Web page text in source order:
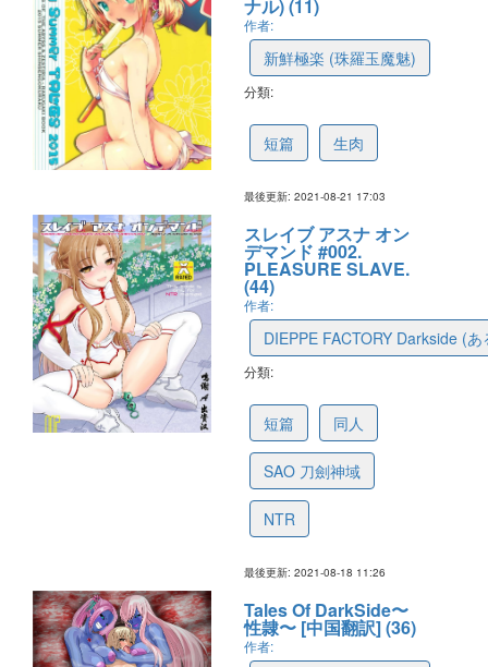
ナル) (11)
作者:
新鮮極楽 (珠羅玉魔魅)
分類:
短篇 生肉
最後更新: 2021-08-21 17:03
スレイブ アスナ オン
デマンド #002.
PLEASURE SLAVE.
(44)
作者:
DIEPPE FACTORY Darkside (
分類:
短篇 同人
SAO 刀劍神域
NTR
最後更新: 2021-08-18 11:26
Tales Of DarkSide〜
性隷〜 [中国翻訳] (36)
作者: